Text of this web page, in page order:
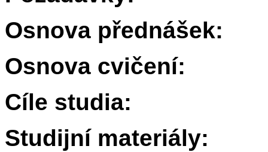
Osnova přednášek:
Osnova cvičení:
Cíle studia:
Studijní materiály: